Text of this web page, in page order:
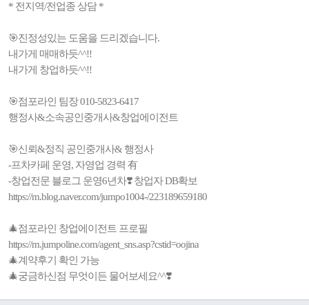
* 전지역/전업종 상담 *
🎯진정성있는 도움을 드리겠습니다.
내가게 매매하듯^^!!
내가게 창업하듯^^!!
🎯점포라인 팀장 010-5823-6417
행정사&소속공인중개사&창업에이전트
🎯신뢰&정직 공인중개사& 행정사
-프차카페 운영, 자영업 경력 有
-창업전문 블로그 운영6년차❣️ 창업자 DB확보
https://m.blog.naver.com/jumpo1004-/223189659180
🎄점포라인 창업에이전트 프로필
https://m.jumpoline.com/agent_sns.asp?cstid=oojina
🎄계약후기 확인 가능
🎄궁금하신점 무엇이든 물어보세요^^❣️